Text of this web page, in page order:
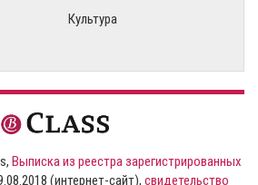
Культура
Выписка из реестра зарегистрированных
(интернет-сайт), свидетельство